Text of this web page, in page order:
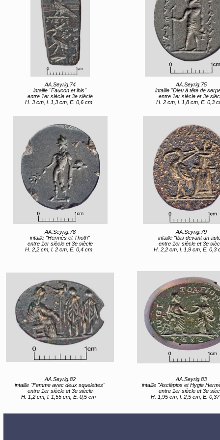
AA.Seyrig.74
intaille "Faucon et ibis"
entre 1er siècle et 3e siècle
H. 3 cm, l. 1,3 cm, E. 0,6 cm
AA.Seyrig.75
intaille "Dieu à tête de
entre 1er siècle et 3e
H. 2 cm, l. 1,8 cm, E. 0,3
AA.Seyrig.78
intaille "Hermès et Thoth"
entre 1er siècle et 3e siècle
H. 2,2 cm, l. 2 cm, E. 0,4 cm
AA.Seyrig.79
intaille "Ibis devant un
entre 1er siècle et 3e
H. 2,2 cm, l. 1,9 cm, E. 0,3
AA.Seyrig.82
intaille "Femme avec deux squelettes"
entre 1er siècle et 3e siècle
H. 1,2 cm, l. 1,55 cm, E. 0,5 cm
AA.Seyrig.83
intaille "Asclépios et Hygie Hermès et Caelestis (Héra
entre 1er siècle et 3e
H. 1,95 cm, l. 2,5 cm, E.